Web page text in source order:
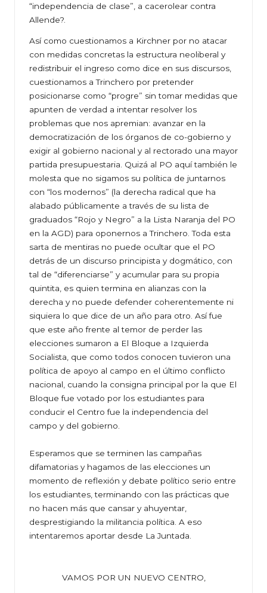
“independencia de clase”, a cacerolear contra
Allende?.
Así como cuestionamos a Kirchner por no atacar
con medidas concretas la estructura neoliberal y
redistribuir el ingreso como dice en sus discursos,
cuestionamos a Trinchero por pretender
posicionarse como “progre” sin tomar medidas que
apunten de verdad a intentar resolver los
problemas que nos apremian: avanzar en la
democratización de los órganos de co-gobierno y
exigir al gobierno nacional y al rectorado una mayor
partida presupuestaria. Quizá al PO aquí también le
molesta que no sigamos su política de juntarnos
con “los modernos” (la derecha radical que ha
alabado públicamente a través de su lista de
graduados “Rojo y Negro” a la Lista Naranja del PO
en la AGD) para oponernos a Trinchero. Toda esta
sarta de mentiras no puede ocultar que el PO
detrás de un discurso principista y dogmático, con
tal de “diferenciarse” y acumular para su propia
quintita, es quien termina en alianzas con la
derecha y no puede defender coherentemente ni
siquiera lo que dice de un año para otro. Así fue
que este año frente al temor de perder las
elecciones sumaron a El Bloque a Izquierda
Socialista, que como todos conocen tuvieron una
política de apoyo al campo en el último conflicto
nacional, cuando la consigna principal por la que El
Bloque fue votado por los estudiantes para
conducir el Centro fue la independencia del
campo y del gobierno.
Esperamos que se terminen las campañas
difamatorias y hagamos de las elecciones un
momento de reflexión y debate político serio entre
los estudiantes, terminando con las prácticas que
no hacen más que cansar y ahuyentar,
desprestigiando la militancia política. A eso
intentaremos aportar desde La Juntada.
VAMOS POR UN NUEVO CENTRO,